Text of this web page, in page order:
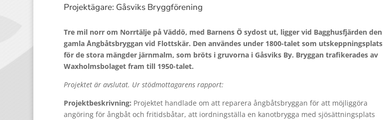
Projektägare: Gåsviks Bryggförening
Tre mil norr om Norrtälje på Väddö, med Barnens Ö sydost ut, ligger vid Bagghusfjärden den
gamla Ångbåtsbryggan vid Flottskär. Den användes under 1800-talet som utskeppningsplats
för de stora mängder järnmalm, som bröts i gruvorna i Gåsviks By. Bryggan trafikerades av
Waxholmsbolaget fram till 1950-talet.
Projektet är avslutat. Ur stödmottagarens rapport:
Projektbeskrivning: Projektet handlade om att reparera ångbåtsbryggan för att möjliggöra
angöring för ångbåt och fritidsbåtar, att iordningställa en kanotbrygga med sjösättningsplats